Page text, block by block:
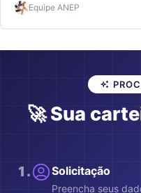
Equipe ANEP
🚀 Sua
1 . Solicitação
Preencha seus